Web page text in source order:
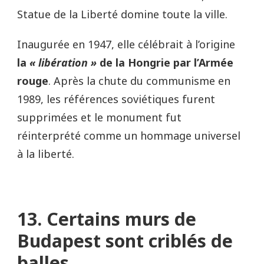
Statue de la Liberté domine toute la ville.
Inaugurée en 1947, elle célébrait à l’origine
la « libération » de la Hongrie par l’Armée
rouge. Après la chute du communisme en
1989, les références soviétiques furent
supprimées et le monument fut
réinterprété comme un hommage universel
à la liberté.
13. Certains murs de
Budapest sont criblés de